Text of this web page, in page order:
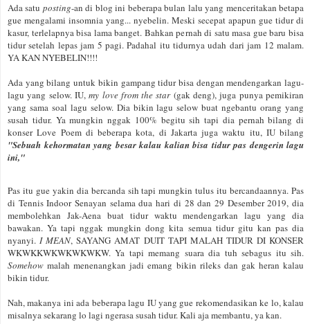
Ada satu posting-an di blog ini beberapa bulan lalu yang menceritakan betapa
gue mengalami insomnia yang... nyebelin. Meski secepat apapun gue tidur di
kasur, terlelapnya bisa lama banget. Bahkan pernah di satu masa gue baru bisa
tidur setelah lepas jam 5 pagi. Padahal itu tidurnya udah dari jam 12 malam.
YA KAN NYEBELIN!!!!
Ada yang bilang untuk bikin gampang tidur bisa dengan mendengarkan lagu-
lagu yang selow. IU,my love from the star(gak deng), juga punya pemikiran
yang sama soal lagu selow. Dia bikin lagu selow buat ngebantu orang yang
susah tidur. Ya mungkin nggak 100% begitu sih tapi dia pernah bilang di
konser Love Poem di beberapa kota, di Jakarta juga waktu itu, IU bilang
"Sebuah kehormatan yang besar kalau kalian bisa tidur pas dengerin lagu
ini,"
Pas itu gue yakin dia bercanda sih tapi mungkin tulus itu bercandaannya. Pas
di Tennis Indoor Senayan selama dua hari di 28 dan 29 Desember 2019, dia
membolehkan Jak-Aena buat tidur waktu mendengarkan lagu yang dia
bawakan. Ya tapi nggak mungkin dong kita semua tidur gitu kan pas dia
nyanyi. I MEAN, SAYANG AMAT DUIT TAPI MALAH TIDUR DI KONSER
WKWKKWKWKWKWKW. Ya tapi memang suara dia tuh sebagus itu sih.
Somehow malah menenangkan jadi emang bikin rileks dan gak heran kalau
bikin tidur.
Nah, makanya ini ada beberapa lagu IU yang gue rekomendasikan ke lo, kalau
misalnya sekarang lo lagi ngerasa susah tidur. Kali aja membantu, ya kan.